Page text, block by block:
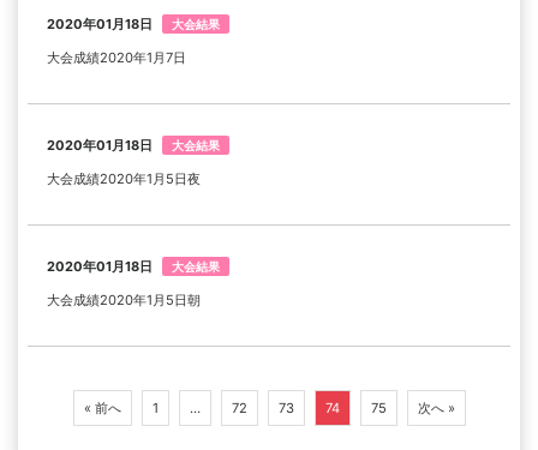
2020年01月18日 大会結果
大会成績2020年1月7日
2020年01月18日 大会結果
大会成績2020年1月5日夜
2020年01月18日 大会結果
大会成績2020年1月5日朝
« 前へ 1 … 72 73 74 75 次へ »